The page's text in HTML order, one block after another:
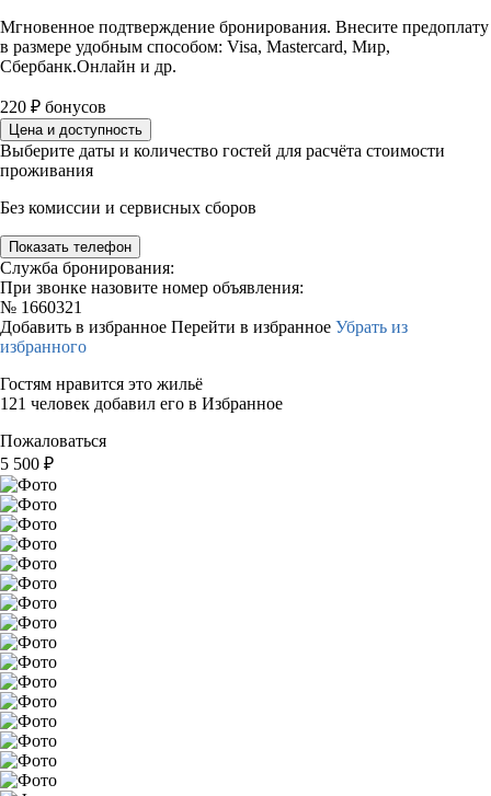
Мгновенное подтверждение бронирования. Внесите предоплату
в размере удобным способом: Visa, Mastercard, Мир,
Сбербанк.Онлайн и др.
220 ₽ бонусов
Цена и доступность
Выберите даты и количество гостей для расчёта стоимости
проживания
Без комиссии и сервисных сборов
Показать телефон
Служба бронирования:
При звонке назовите номер объявления:
№ 1660321
Добавить в избранное Перейти в избранное Убрать из
избранного
Гостям нравится это жильё
121 человек добавил его в Избранное
Пожаловаться
5 500 ₽